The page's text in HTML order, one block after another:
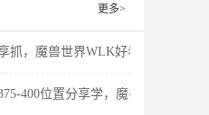
更多>
抓，魔兽世界WLK好看的狼
400位置分享学，魔兽世界wlk怀